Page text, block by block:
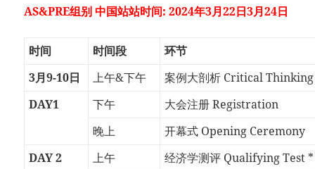
AS&PRE组别 中国站站时间: 2024年3月22日3月24日
时间 时间段
环节
3月9-10日
上午&下午
案例大剖析 Critical Thinking
DAY1
下午
大会注册 Registration
晚上
开幕式 Opening Ceremony
DAY 2
上午
经济学测评 Qualifying Test *